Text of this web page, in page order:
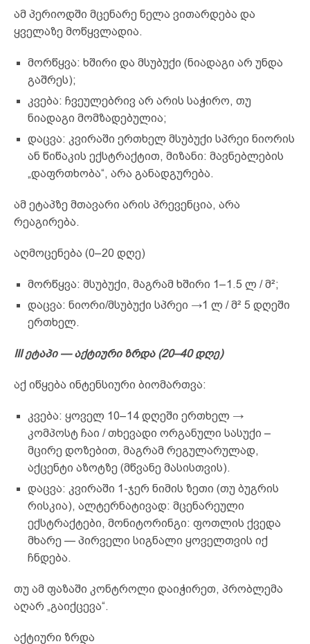
ამ პერიოდში მცენარე ნელა ვითარდება და
ყველაზე მოწყვლადია.
მორწყვა: ხშირი და მსუბუქი (ნიადაგი არ უნდა
გაშრეს);
კვება: ჩვეულებრივ არ არის საჭირო, თუ
ნიადაგი მომზადებულია;
დაცვა: კვირაში ერთხელ მსუბუქი სპრეი ნიორის
ან წიწაკის ექსტრაქტით, მიზანი: მავნებლების
„დაფრთხობა“, არა განადგურება.
ამ ეტაპზე მთავარი არის პრევენცია, არა
რეაგირება.
აღმოცენება (0–20 დღე)
მორწყვა: მსუბუქი, მაგრამ ხშირი 1–1.5 ლ / მ²;
დაცვა: ნიორი/მსუბუქი სპრეი →1 ლ / მ² 5 დღეში
ერთხელ.
III ეტაპი — აქტიური ზრდა (20–40 დღე)
აქ იწყება ინტენსიური ბიომართვა:
კვება: ყოველ 10–14 დღეში ერთხელ →
კომპოსტ ჩაი / თხევადი ორგანული სასუქი –
მცირე დოზებით, მაგრამ რეგულარულად,
აქცენტი აზოტზე (მწვანე მასისთვის).
დაცვა: კვირაში 1-ჯერ ნიმის ზეთი (თუ ბუგრის
რისკია), ალტერნატივად: მცენარეული
ექსტრაქტები, მონიტორინგი: ფოთლის ქვედა
მხარე — პირველი სიგნალი ყოველთვის იქ
ჩნდება.
თუ ამ ფაზაში კონტროლი დაიჭირეთ, პრობლემა
აღარ „გაიქცევა“.
აქტიური ზრდა